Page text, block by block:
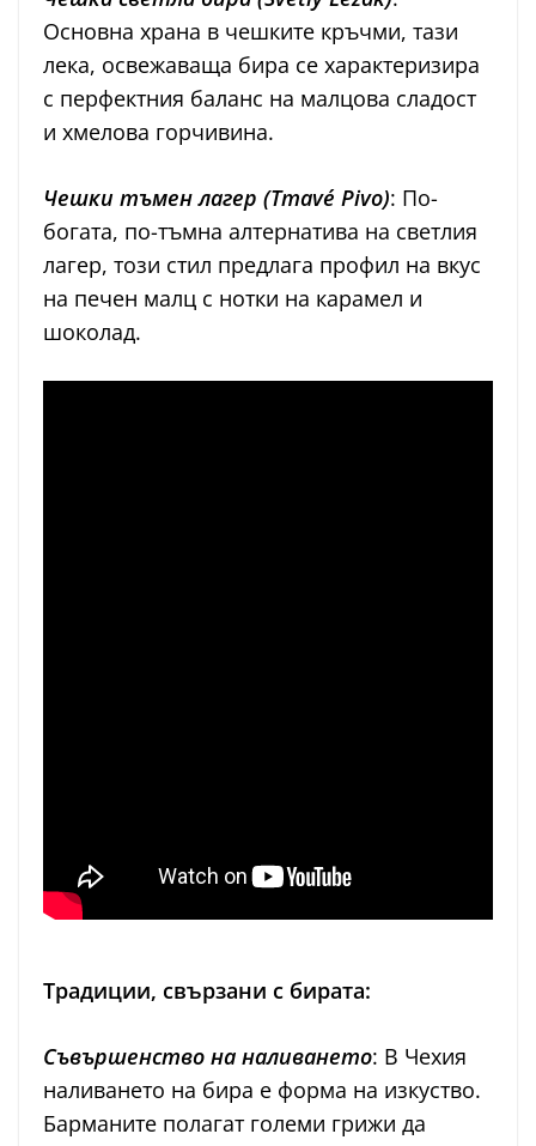
Основна храна в чешките кръчми, тази
лека, освежаваща бира се характеризира
с перфектния баланс на малцова сладост
и хмелова горчивина.
Чешки тъмен лагер (Tmavé Pivo): По-
богата, по-тъмна алтернатива на светлия
лагер, този стил предлага профил на вкус
на печен малц с нотки на карамел и
шоколад.
Традиции, свързани с бирата:
Съвършенство на наливането: В Чехия
наливането на бира е форма на изкуство.
Барманите полагат големи грижи да